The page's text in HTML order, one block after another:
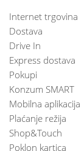
Internet trgovina
Dostava
Drive In
Express dostava
Pokupi
Konzum SMART
Mobilna aplikacija
Plaćanje režija
Shop&Touch
Poklon kartica